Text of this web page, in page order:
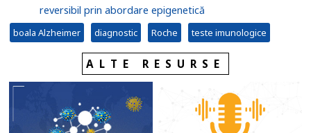
reversibil prin abordare epigenetică
boala Alzheimer diagnostic Roche teste imunologice
ALTE RESURSE